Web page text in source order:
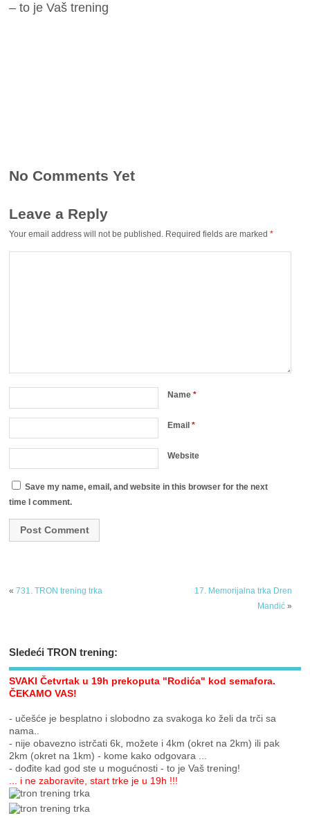
– to je Vaš trening
No Comments Yet
Leave a Reply
Your email address will not be published. Required fields are marked*
Name*
Email*
Website
Save my name, email, and website in this browser for the next
time I comment.
«731. TRON trening trka
17. Memorijalna trka Dren
Mandić»
Sledeći TRON trening:
SVAKI Četvrtak u 19h prekoputa "Rodića" kod semafora.
ČEKAMO VAS!
- učešće je besplatno i slobodno za svakoga ko želi da trči sa
nama..
- nije obavezno istrčati 6k, možete i 4km (okret na 2km) ili pak
2km (okret na 1km) - kome kako odgovara ...
- dođite kad god ste u mogućnosti - to je Vaš trening!
... i ne zaboravite, start trke je u 19h !!!